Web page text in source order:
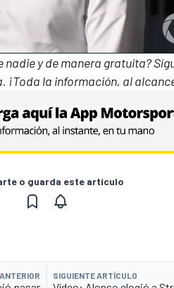
y de manera gratuita?
¡Toda la información, al
o guarda este artículo
SIGUIENTE ARTÍCULO